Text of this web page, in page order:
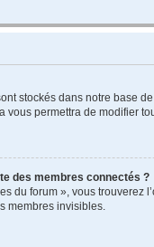
stockés dans notre base
permettra de modifier
des membres connectés ?
du forum », vous trouverez
membres invisibles.